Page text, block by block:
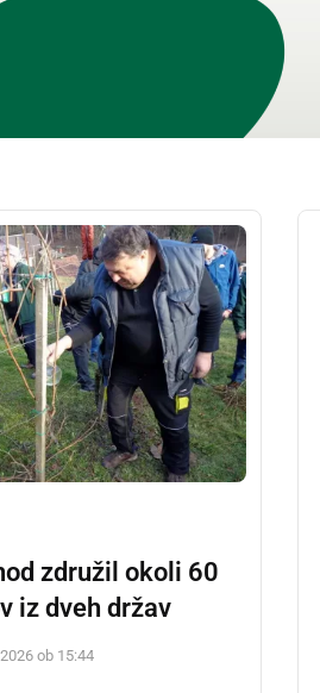
združil okoli 60
iz dveh držav
ob 15:44